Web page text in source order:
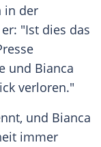
in der
"Ist dies das
und Bianca
verloren."
und Bianca
immer